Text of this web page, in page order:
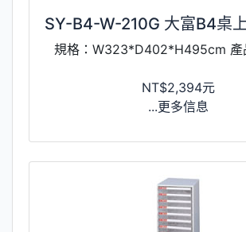
SY-B4-W-210G 大富B4桌
規格：W323*D402*H495cm 產
NT$2,394元
...更多信息